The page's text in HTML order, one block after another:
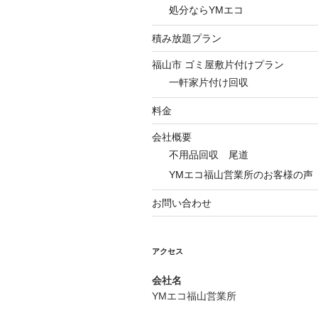
処分ならYMエコ
積み放題プラン
福山市 ゴミ屋敷片付けプラン
一軒家片付け回収
料金
会社概要
不用品回収 尾道
YMエコ福山営業所のお客様の声
お問い合わせ
アクセス
会社名
YMエコ福山営業所